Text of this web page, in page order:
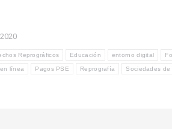
Reprográficos Educación entorno digital
línea Pagos PSE Reprografía Sociedades de